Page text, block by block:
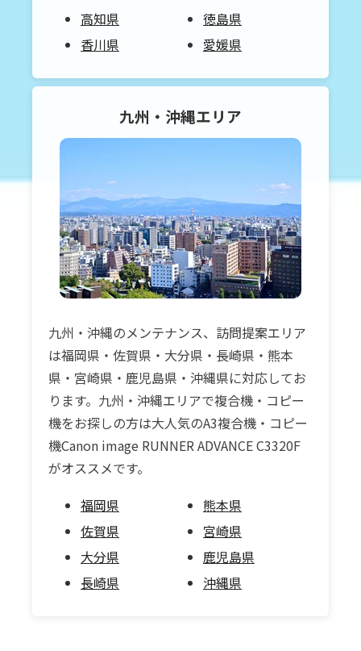
高知県
香川県
徳島県
愛媛県
九州・沖縄エリア
九州・沖縄のメンテナンス、訪問提案エリア
は福岡県・佐賀県・大分県・長崎県・熊本
県・宮崎県・鹿児島県・沖縄県に対応してお
ります。九州・沖縄エリアで複合機・コピー
機をお探しの方は大人気のA3複合機・コピー
機Canon image RUNNER ADVANCE C3320F
がオススメです。
福岡県
佐賀県
大分県
長崎県
熊本県
宮崎県
鹿児島県
沖縄県